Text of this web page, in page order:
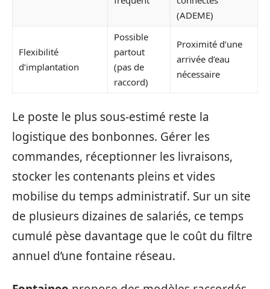
(ADEME)
Flexibilité
d’implantation
Possible
partout
(pas de
raccord)
Proximité d’une
arrivée d’eau
nécessaire
Le poste le plus sous-estimé reste la
logistique des bonbonnes. Gérer les
commandes, réceptionner les livraisons,
stocker les contenants pleins et vides
mobilise du temps administratif. Sur un site
de plusieurs dizaines de salariés, ce temps
cumulé pèse davantage que le coût du filtre
annuel d’une fontaine réseau.